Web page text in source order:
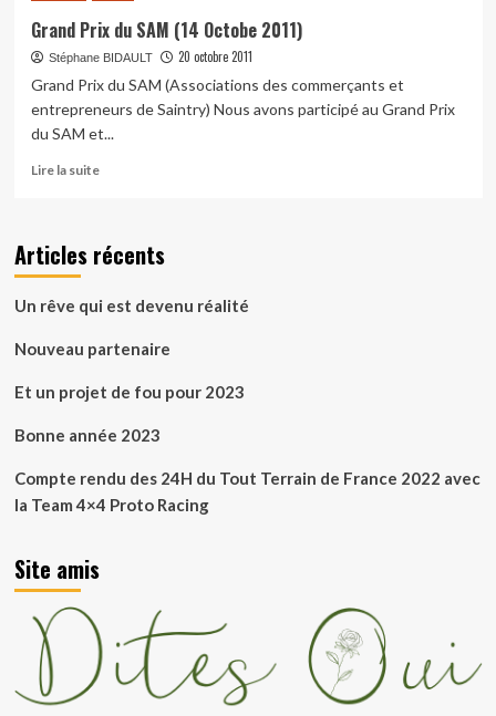
Challenge
Kartland
2h30
course
du
05
2012
Grand Prix du SAM (14 Octobe 2011)
Stéphane BIDAULT 20 octobre 2011
Grand Prix du SAM (Associations des commerçants et
entrepreneurs de Saintry) Nous avons participé au Grand Prix
du SAM et...
Lire la suiteEn
Grand
SAM
Octobe
Articles récents
Un rêve qui est devenu réalité
Nouveau partenaire
Et un projet de fou pour 2023
Bonne année 2023
Compte rendu des 24H du Tout Terrain de France 2022 avec
la Team 4×4 Proto Racing
Site amis